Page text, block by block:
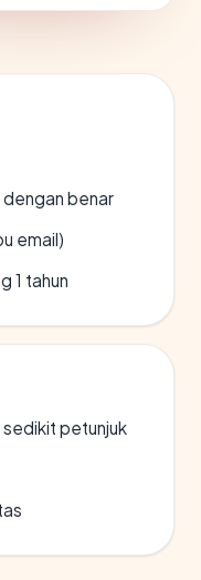
benar
email)
1 tahun
petunjuk